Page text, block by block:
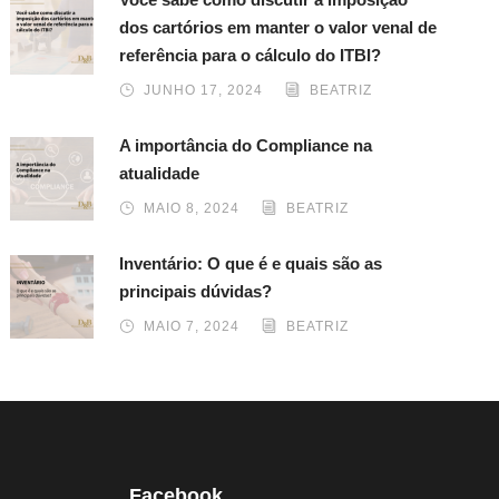
dos cartórios em manter o valor venal de
referência para o cálculo do ITBI?
JUNHO 17, 2024 BEATRIZ
A importância do Compliance na
atualidade
MAIO 8, 2024 BEATRIZ
Inventário: O que é e quais são as
principais dúvidas?
MAIO 7, 2024 BEATRIZ